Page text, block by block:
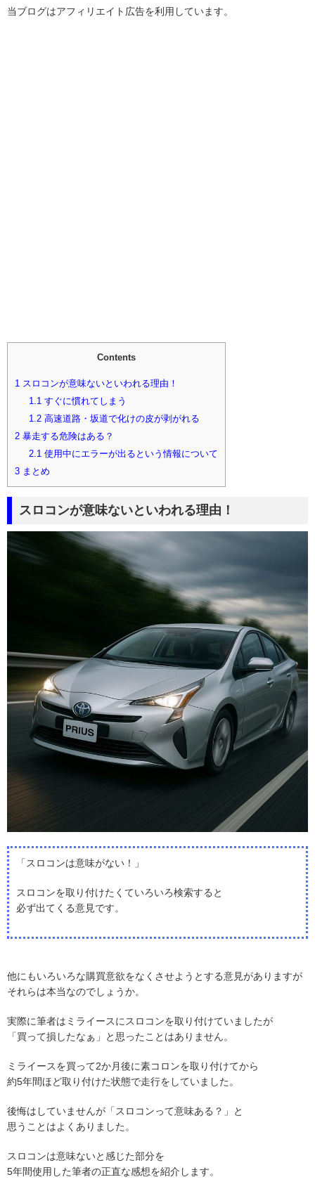
当ブログはアフィリエイト広告を利用しています。
Contents
1 スロコンが意味ないといわれる理由！
1.1 すぐに慣れてしまう
1.2高速道路・坂道で化けの皮が剥がれる
2 暴走する危険はある？
2.1 使用中にエラーが出るという情報について
3 まとめ
スロコンが意味ないといわれる理由！
「スロコンは意味がない！」
スロコンを取り付けたくていろいろ検索すると
必ず出てくる意見です。
他にもいろいろな購買意欲をなくさせようとする意見がありますが
それらは本当なのでしょうか。
実際に筆者はミライースにスロコンを取り付けていましたが
「買って損したなぁ」と思ったことはありません。
ミライースを買って2か月後に素コロンを取り付けてから
約5年間ほど取り付けた状態で走行をしていました。
後悔はしていませんが「スロコンって意味ある？」と
思うことはよくありました。
スロコンは意味ないと感じた部分を
5年間使用した筆者の正直な感想を紹介します。